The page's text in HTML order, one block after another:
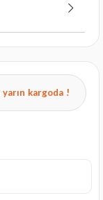
yarın kargoda !